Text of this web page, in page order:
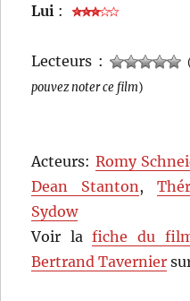
Lui :
Lecteurs :
pouvez noter ce film)
Acteurs: Romy
Dean Stanton ,
Sydow
Voir lafiche du
Bertrand Tavernier